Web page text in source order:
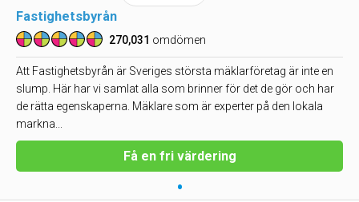
Fastighetsbyrån
270,031 omdömen
Att Fastighetsbyrån är Sveriges största mäklarföretag är inte en
slump. Här har vi samlat alla som brinner för det de gör och har
de rätta egenskaperna. Mäklare som är experter på den lokala
markna...
Få en fri värdering
•